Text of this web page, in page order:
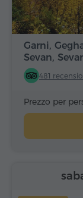
Garni,
Sevan,
481
Prezzo per